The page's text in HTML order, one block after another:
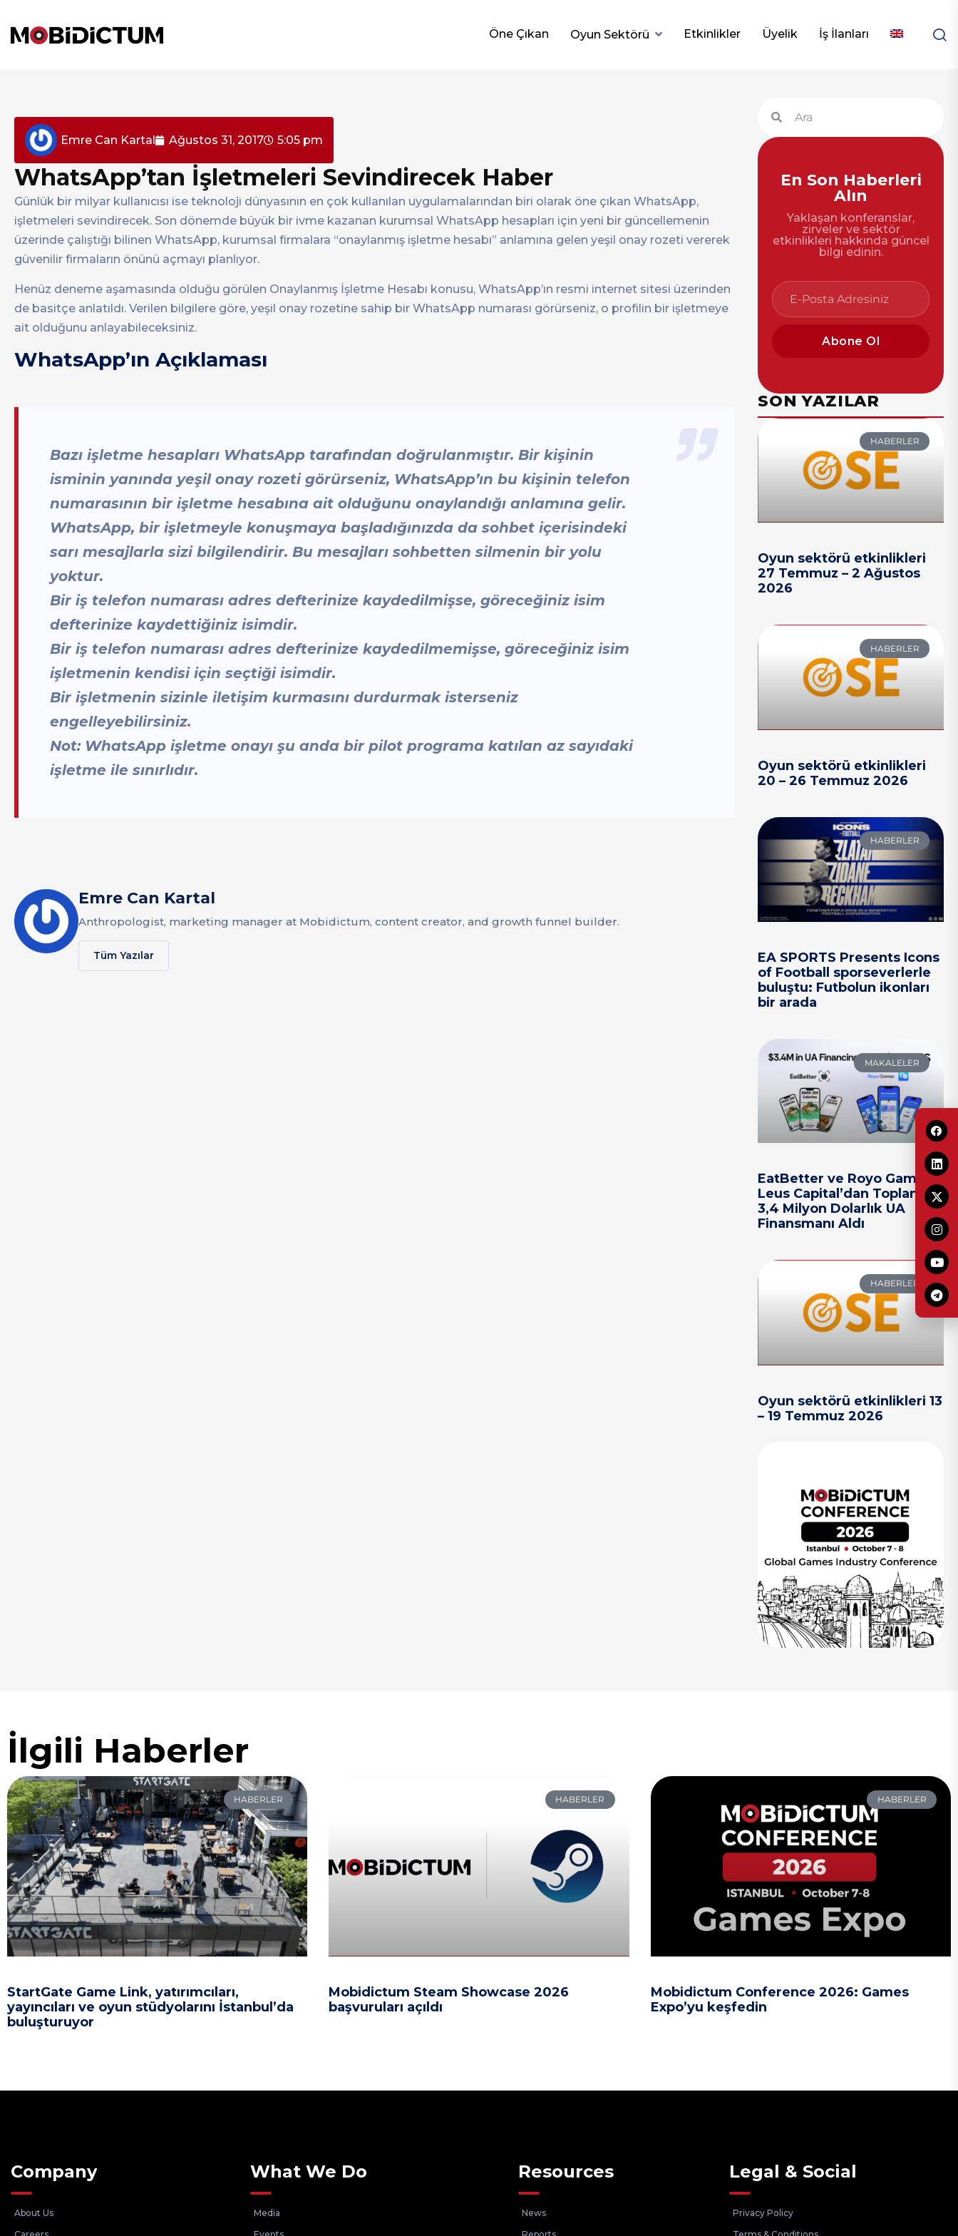
Öne Çıkan Oyun Sektörü Etkinlikler Üyelik İş İlanları
Emre Can Kartal Ağustos 31, 2017 5:05 pm
WhatsApp’tan İşletmeleri Sevindirecek Haber
Günlük bir milyar kullanıcısı ise teknoloji dünyasının en çok kullanılan uygulamalarından biri olarak öne çıkan WhatsApp,
işletmeleri sevindirecek. Son dönemde büyük bir ivme kazanan kurumsal WhatsApp hesapları için yeni bir güncellemenin
üzerinde çalıştığı bilinen WhatsApp, kurumsal firmalara “onaylanmış işletme hesabı” anlamına gelen yeşil onay rozeti vererek
güvenilir firmaların önünü açmayı planlıyor.
Henüz deneme aşamasında olduğu görülen Onaylanmış İşletme Hesabı konusu, WhatsApp’ın resmi internet sitesi üzerinden
de basitçe anlatıldı. Verilen bilgilere göre, yeşil onay rozetine sahip bir WhatsApp numarası görürseniz, o profilin bir işletmeye
ait olduğunu anlayabileceksiniz.
WhatsApp’ın Açıklaması
Bazı işletme hesapları WhatsApp tarafından doğrulanmıştır. Bir kişinin
isminin yanında yeşil onay rozeti görürseniz, WhatsApp’ın bu kişinin telefon
numarasının bir işletme hesabına ait olduğunu onaylandığı anlamına gelir.
WhatsApp, bir işletmeyle konuşmaya başladığınızda da sohbet içerisindeki
sarı mesajlarla sizi bilgilendirir. Bu mesajları sohbetten silmenin bir yolu
yoktur.
Bir iş telefon numarası adres defterinize kaydedilmişse, göreceğiniz isim
defterinize kaydettiğiniz isimdir.
Bir iş telefon numarası adres defterinize kaydedilmemişse, göreceğiniz isim
işletmenin kendisi için seçtiği isimdir.
Bir işletmenin sizinle iletişim kurmasını durdurmak isterseniz
engelleyebilirsiniz.
Not: WhatsApp işletme onayı şu anda bir pilot programa katılan az sayıdaki
işletme ile sınırlıdır.
Emre Can Kartal
Anthropologist, marketing manager at Mobidictum, content creator, and growth funnel builder.
Tüm Yazılar
En Son Haberleri
Alın
Yaklaşan konferanslar,
zirveler ve sektör
etkinlikleri hakkında güncel
bilgi edinin.
Abone Ol
SON YAZILAR
HABERLER
Oyun sektörü etkinlikleri
27 Temmuz – 2 Ağustos
2026
HABERLER
Oyun sektörü etkinlikleri
20 – 26 Temmuz 2026
HABERLER
EA SPORTS Presents Icons
of Football sporseverlerle
buluştu: Futbolun ikonları
bir arada
MAKALELER
EatBetter ve Royo Games,
Leus Capital’dan Toplam
3,4 Milyon Dolarlık UA
Finansmanı Aldı
HABERLER
Oyun sektörü etkinlikleri 13
– 19 Temmuz 2026
İlgili Haberler
HABERLER
StartGate Game Link, yatırımcıları,
yayıncıları ve oyun stüdyolarını İstanbul’da
buluşturuyor
HABERLER
Mobidictum Steam Showcase 2026
başvuruları açıldı
HABERLER
Mobidictum Conference 2026: Games
Expo’yu keşfedin
Company
About Us
What We Do
Media
Resources
News
Legal & Social
Privacy Policy